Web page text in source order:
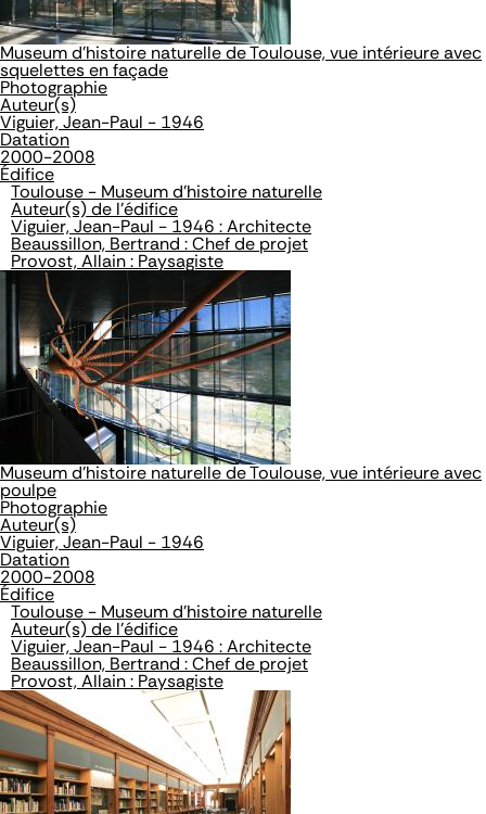
Museum d'histoire naturelle de Toulouse, vue intérieure avec
squelettes en façade
Photographie
Auteur(s)
Viguier, Jean-Paul - 1946
Datation
2000-2008
Édifice
Toulouse - Museum d'histoire naturelle
Auteur(s) de l'édifice
Viguier, Jean-Paul - 1946 : Architecte
Beaussillon, Bertrand : Chef de projet
Provost, Allain : Paysagiste
Museum d'histoire naturelle de Toulouse, vue intérieure avec
poulpe
Photographie
Auteur(s)
Viguier, Jean-Paul - 1946
Datation
2000-2008
Édifice
Toulouse - Museum d'histoire naturelle
Auteur(s) de l'édifice
Viguier, Jean-Paul - 1946 : Architecte
Beaussillon, Bertrand : Chef de projet
Provost, Allain : Paysagiste